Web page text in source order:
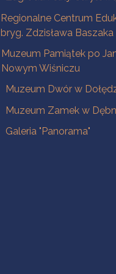
Regionalne Centrum
bryg. Zdzisława Baszaka
Muzeum Pamiątek po
Nowym Wiśniczu
Muzeum Dwór w
Muzeum Zamek w
Galeria "Panorama"